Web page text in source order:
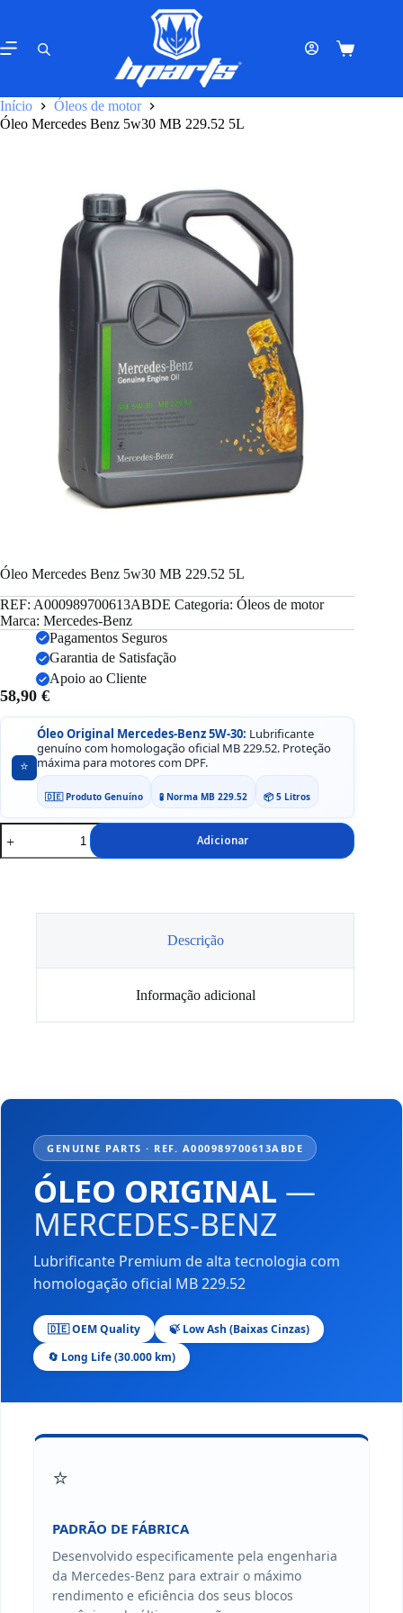
o
conteúdo
Carrinho
Início
Óleos de motor
Óleo Mercedes Benz 5w30 MB 229.52 5L
Óleo Mercedes Benz 5w30 MB 229.52 5L
REF: A000989700613ABDE Categoria: Óleos de motor
Marca: Mercedes-Benz
Pagamentos Seguros
Garantia de Satisfação
Apoio ao Cliente
58,90 €
⭐️
Óleo Original Mercedes-Benz 5W-30: Lubrificante
genuíno com homologação oficial MB 229.52. Proteção
máxima para motores com DPF.
🇩🇪 Produto Genuíno 🧪 Norma MB 229.52 📦 5 Litros
Quantidade
de
Óleo
Adicionar
Descrição
Informação adicional
GENUINE PARTS · REF. A000989700613ABDE
ÓLEO ORIGINAL —
MERCEDES-BENZ
Lubrificante Premium de alta tecnologia com
homologação oficial MB 229.52
🇩🇪 OEM Quality
🍃 Low Ash (Baixas Cinzas)
🔄 Long Life (30.000 km)
⭐️
PADRÃO DE FÁBRICA
Desenvolvido especificamente pela engenharia
da Mercedes-Benz para extrair o máximo
rendimento e eficiência dos seus blocos